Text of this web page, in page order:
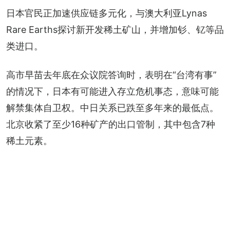
日本官民正加速供应链多元化，与澳大利亚Lynas
Rare Earths探讨新开发稀土矿山，并增加钐、钇等品
类进口。
高市早苗去年底在众议院答询时，表明在“台湾有事”
的情况下，日本有可能进入存立危机事态，意味可能
解禁集体自卫权。中日关系已跌至多年来的最低点。
北京收紧了至少16种矿产的出口管制，其中包含7种
稀土元素。